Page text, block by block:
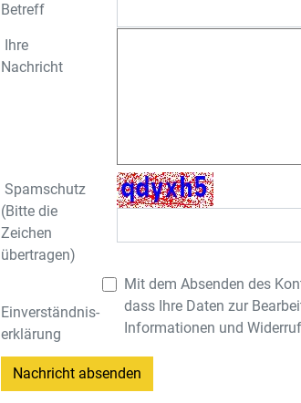
Betreff
Nachricht
(Bitte die
Zeichen
übertragen)
Einverständnis­
erklärung
Mit dem Absenden des
dass Ihre Daten zur
Informationen und
Nachricht absenden